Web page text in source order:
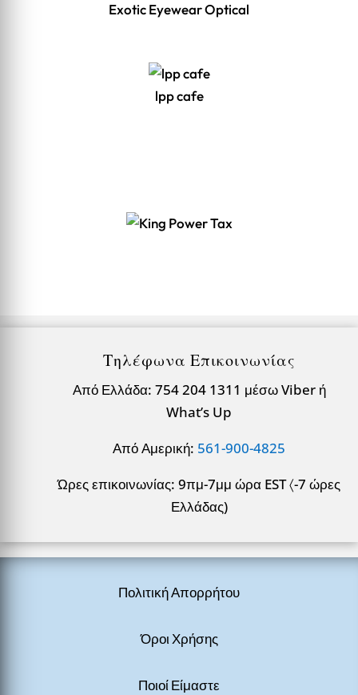
Exotic Eyewear Optical
lpp cafe
Τηλέφωνα Επικοινωνίας
Από Ελλάδα: 754 204 1311 μέσω Viber ή
What’s Up
Από Αμερική: 561-900-4825
Ώρες επικοινωνίας: 9πμ-7μμ ώρα EST 〈-7 ώρες
Ελλάδας)
Πολιτική Απορρήτου
Όροι Χρήσης
Ποιοί Είμαστε